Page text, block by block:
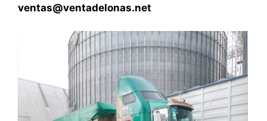
ventas@ventadelonas.net